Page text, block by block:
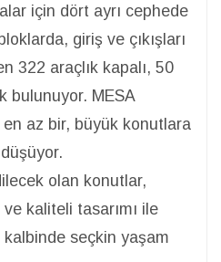
için dört ayrı cephede
giriş ve çıkışları
322 araçlık kapalı, 50
bulunuyor. MESA
az bir, büyük konutlara
olan konutlar,
kaliteli tasarımı ile
seçkin yaşam